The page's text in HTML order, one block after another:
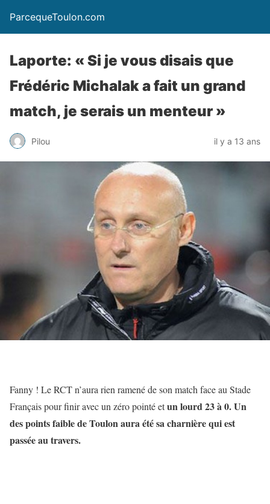
ParcequeToulon.com
Laporte: « Si je vous disais que
Frédéric Michalak a fait un grand
match, je serais un menteur »
Pilou il y a 13 ans
Fanny ! Le RCT n’aura rien ramené de son match face au Stade
Français pour finir avec un zéro pointé etun lourd 23 à 0. Un
des points faible de Toulon aura été sa charnière qui est
passée au travers.